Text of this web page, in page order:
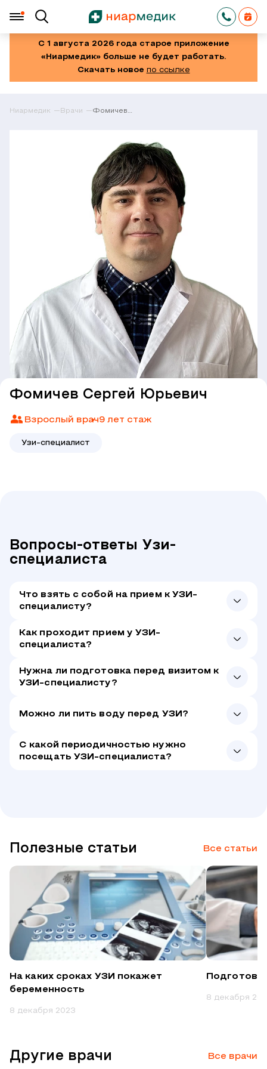
С 1 августа 2026 года старое приложение
«Ниармедик» больше не будет работать.
Скачать новое по ссылке
Ниармедик Врачи
Фомичев
Взрослый врач9 лет стаж
Фомичев Сергей Юрьевич
Узи-специалист
Вопросы-ответы Узи-
специалиста
Что взять с собой на прием к УЗИ-
специалисту?
Как проходит прием у УЗИ-
специалиста?
Нужна ли подготовка перед визитом к
УЗИ-специалисту?
Можно ли пить воду перед УЗИ?
С какой периодичностью нужно
посещать УЗИ-специалиста?
Полезные статьи Все статьи
На каких сроках УЗИ покажет
беременность
8 декабря 2023
8 декабря
Другие врачи Все врачи